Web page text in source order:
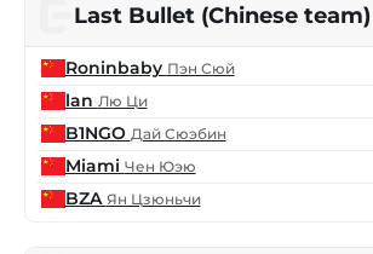
Last Bullet (Chinese team)
Roninbaby Пэн Сюй
lan Лю Ци
B1NGO Дай Сюэбин
Miami Чен Юэю
BZA Ян Цзюньчи